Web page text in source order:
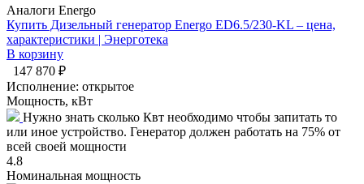
Аналоги Energo
Купить Дизельный генератор Energo ED6.5/230-KL – цена,
характеристики | Энерготека
В корзину
147 870 ₽
Исполнение: открытое
Мощность, кВт
Нужно знать сколько Квт необходимо чтобы запитать то
или иное устройство. Генератор должен работать на 75% от
всей своей мощности
4.8
Номинальная мощность